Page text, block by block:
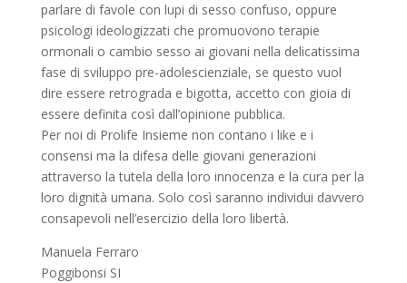
parlare di favole con lupi di sesso confuso, oppure
psicologi ideologizzati che promuovono terapie
ormonali o cambio sesso ai giovani nella delicatissima
fase di sviluppo pre-adolescienziale, se questo vuol
dire essere retrograda e bigotta, accetto con gioia di
essere definita così dall’opinione pubblica.
Per noi di Prolife Insieme non contano i like e i
consensi ma la difesa delle giovani generazioni
attraverso la tutela della loro innocenza e la cura per la
loro dignità umana. Solo così saranno individui davvero
consapevoli nell’esercizio della loro libertà.
Manuela Ferraro
Poggibonsi SI